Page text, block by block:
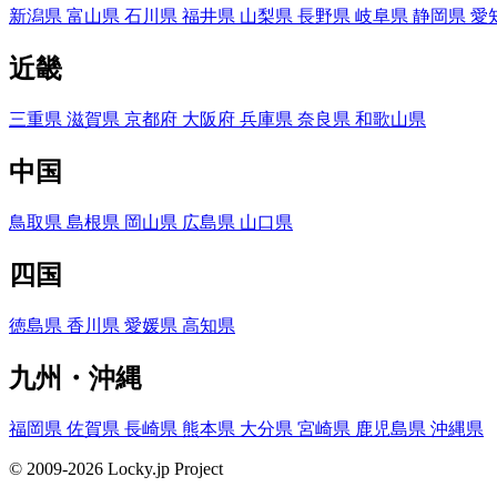
新潟県 富山県 石川県 福井県 山梨県 長野県 岐阜県 静岡県 愛
近畿
三重県 滋賀県 京都府 大阪府 兵庫県 奈良県 和歌山県
中国
鳥取県 島根県 岡山県 広島県 山口県
四国
徳島県 香川県 愛媛県 高知県
九州・沖縄
福岡県 佐賀県 長崎県 熊本県 大分県 宮崎県 鹿児島県 沖縄県
© 2009-2026 Locky.jp Project